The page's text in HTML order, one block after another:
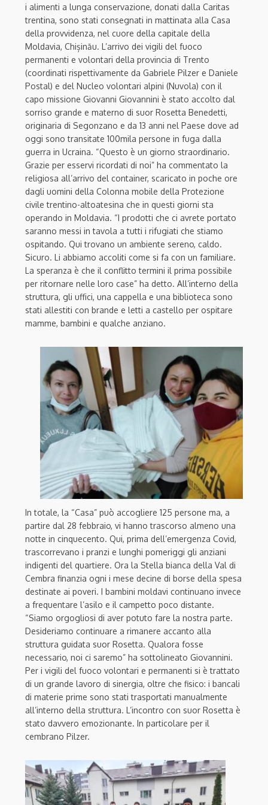
i alimenti a lunga conservazione, donati dalla Caritas
trentina, sono stati consegnati in mattinata alla Casa
della provvidenza, nel cuore della capitale della
Moldavia, Chișinău. L’arrivo dei vigili del fuoco
permanenti e volontari della provincia di Trento
(coordinati rispettivamente da Gabriele Pilzer e Daniele
Postal) e del Nucleo volontari alpini (Nuvola) con il
capo missione Giovanni Giovannini è stato accolto dal
sorriso grande e materno di suor Rosetta Benedetti,
originaria di Segonzano e da 13 anni nel Paese dove ad
oggi sono transitate 100mila persone in fuga dalla
guerra in Ucraina. “Questo è un giorno straordinario.
Grazie per esservi ricordati di noi” ha commentato la
religiosa all’arrivo del container, scaricato in poche ore
dagli uomini della Colonna mobile della Protezione
civile trentino-altoatesina che in questi giorni sta
operando in Moldavia. “I prodotti che ci avrete portato
saranno messi in tavola a tutti i rifugiati che stiamo
ospitando. Qui trovano un ambiente sereno, caldo.
Sicuro. Li abbiamo accoliti come si fa con un familiare.
La speranza è che il conflitto termini il prima possibile
per ritornare nelle loro case” ha detto. All’interno della
struttura, gli uffici, una cappella e una biblioteca sono
stati allestiti con brande e letti a castello per ospitare
mamme, bambini e qualche anziano.
In totale, la “Casa” può accogliere 125 persone ma, a
partire dal 28 febbraio, vi hanno trascorso almeno una
notte in cinquecento. Qui, prima dell’emergenza Covid,
trascorrevano i pranzi e lunghi pomeriggi gli anziani
indigenti del quartiere. Ora la Stella bianca della Val di
Cembra finanzia ogni i mese decine di borse della spesa
destinate ai poveri. I bambini moldavi continuano invece
a frequentare l’asilo e il campetto poco distante.
“Siamo orgogliosi di aver potuto fare la nostra parte.
Desideriamo continuare a rimanere accanto alla
struttura guidata suor Rosetta. Qualora fosse
necessario, noi ci saremo” ha sottolineato Giovannini.
Per i vigili del fuoco volontari e permanenti si è trattato
di un grande lavoro di sinergia, oltre che fisico: i bancali
di materie prime sono stati trasportati manualmente
all’interno della struttura. L’incontro con suor Rosetta è
stato davvero emozionante. In particolare per il
cembrano Pilzer.